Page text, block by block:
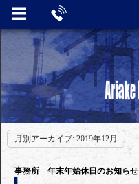
月別アーカイブ: 2019年12月
事務所 年末年始休日のお知らせ